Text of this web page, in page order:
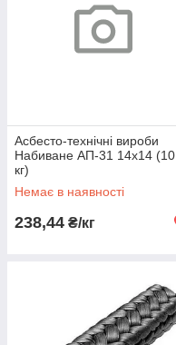
Асбесто-технічні вироби
Набиване АП-31 14х14 (10
кг)
Немає в наявності
238,44 ₴/кг